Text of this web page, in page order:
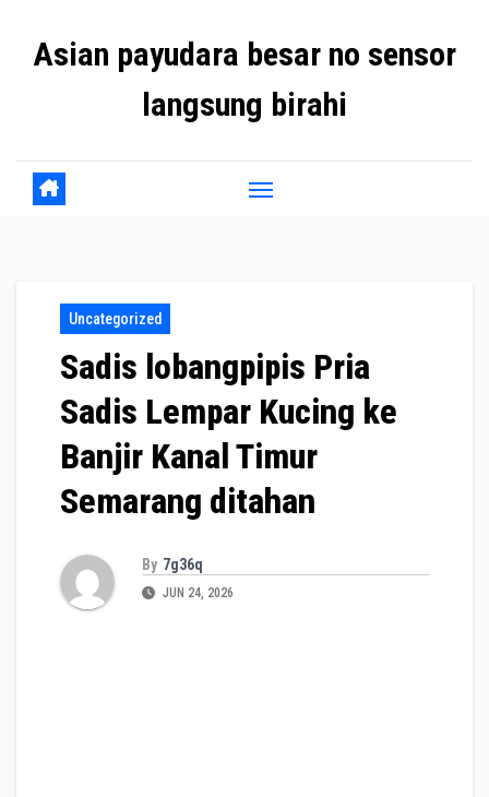
Asian payudara besar no sensor
langsung birahi
Uncategorized
Sadis lobangpipis Pria
Sadis Lempar Kucing ke
Banjir Kanal Timur
Semarang ditahan
By 7g36q
JUN 24, 2026